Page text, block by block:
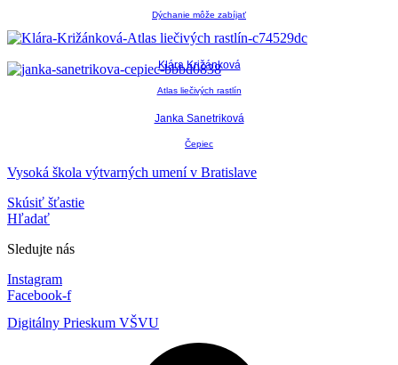
Dýchanie môže zabíjať
Klára Križánková
Atlas liečivých rastlín
Janka Sanetriková
Čepiec
Vysoká škola výtvarných umení v Bratislave
Skúsiť šťastie
Hľadať
Sledujte nás
Instagram
Facebook-f
Digitálny Prieskum VŠVU